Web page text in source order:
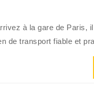
à la gare de Paris,
de transport fiable et